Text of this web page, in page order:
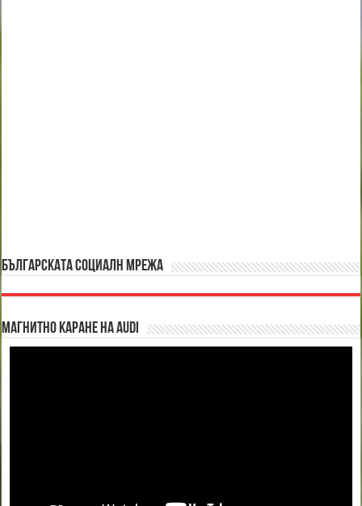
БЪЛГАРСКАТА СОЦИАЛН МРЕЖА
Магнитно каране на Audi